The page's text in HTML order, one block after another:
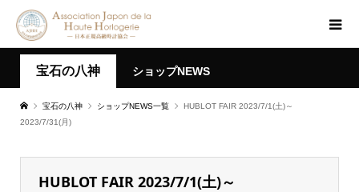
宝石の八神 ショップNEWS
宝石の八神 ショップNEWS一覧
HUBLOT FAIR 2023/7/1(土)～
2023/7/31(月)
HUBLOT FAIR 2023/7/1(土)～